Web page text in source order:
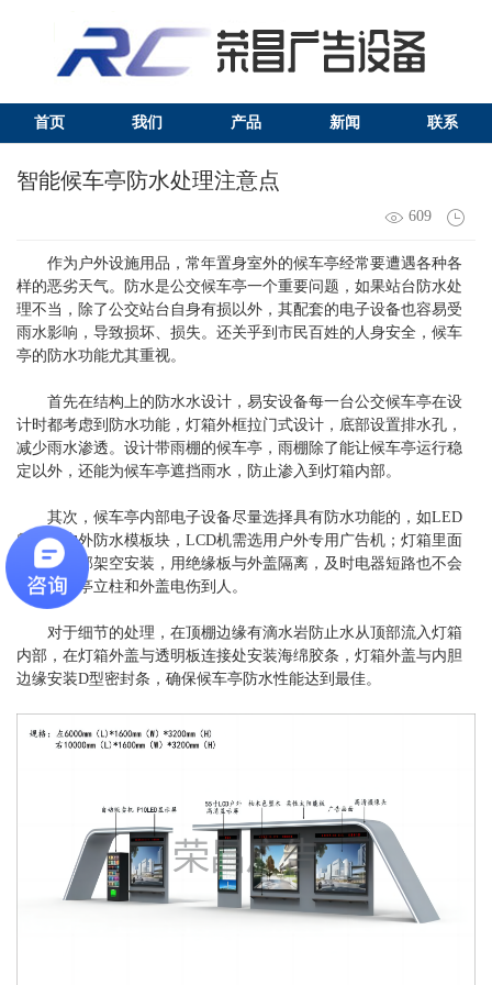
首页 我们 产品 新闻 联系
智能候车亭防水处理注意点
609
作为户外设施用品，常年置身室外的候车亭经常要遭遇各种各
样的恶劣天气。防水是公交候车亭一个重要问题，如果站台防水处
理不当，除了公交站台自身有损以外，其配套的电子设备也容易受
雨水影响，导致损坏、损失。还关乎到市民百姓的人身安全，候车
亭的防水功能尤其重视。
首先在结构上的防水水设计，易安设备每一台公交候车亭在设
计时都考虑到防水功能，灯箱外框拉门式设计，底部设置排水孔，
减少雨水渗透。设计带雨棚的候车亭，雨棚除了能让候车亭运行稳
定以外，还能为候车亭遮挡雨水，防止渗入到灯箱内部。
其次，候车亭内部电子设备尽量选择具有防水功能的，如LED
需选用户外防水模板块，LCD机需选用户外专用广告机；灯箱里面
的电器全部架空安装，用绝缘板与外盖隔离，及时电器短路也不会
经过候车亭立柱和外盖电伤到人。
对于细节的处理，在顶棚边缘有滴水岩防止水从顶部流入灯箱
内部，在灯箱外盖与透明板连接处安装海绵胶条，灯箱外盖与内胆
边缘安装D型密封条，确保候车亭防水性能达到最佳。